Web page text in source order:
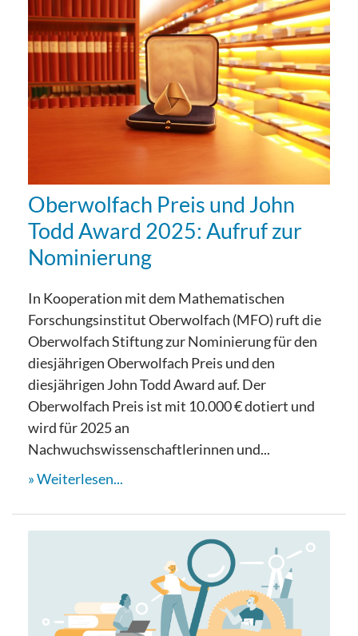
Oberwolfach Preis und John
Todd Award 2025: Aufruf zur
Nominierung
In Kooperation mit dem Mathematischen
Forschungsinstitut Oberwolfach (MFO) ruft die
Oberwolfach Stiftung zur Nominierung für den
diesjährigen Oberwolfach Preis und den
diesjährigen John Todd Award auf. Der
Oberwolfach Preis ist mit 10.000 € dotiert und
wird für 2025 an
Nachwuchswissenschaftlerinnen und...
Weiterlesen...